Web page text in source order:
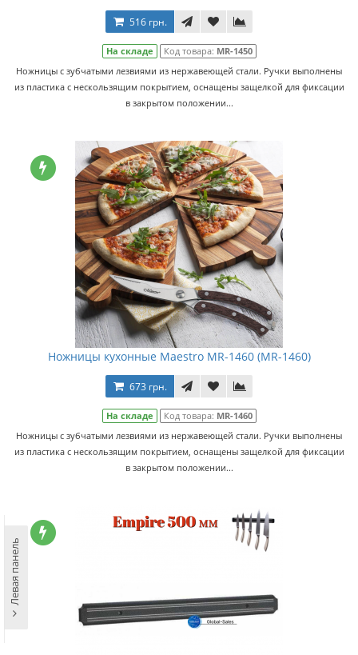
516 грн.
На складе Код товара: MR-1450
Ножницы с зубчатыми лезвиями из нержавеющей стали. Ручки выполнены
из пластика c нескользящим покрытием, оснащены защелкой для фиксации
в закрытом положении...
Ножницы кухонные Maestro MR-1460 (MR-1460)
673 грн.
На складе Код товара: MR-1460
Ножницы с зубчатыми лезвиями из нержавеющей стали. Ручки выполнены
из пластика c нескользящим покрытием, оснащены защелкой для фиксации
в закрытом положении...
Левая панель